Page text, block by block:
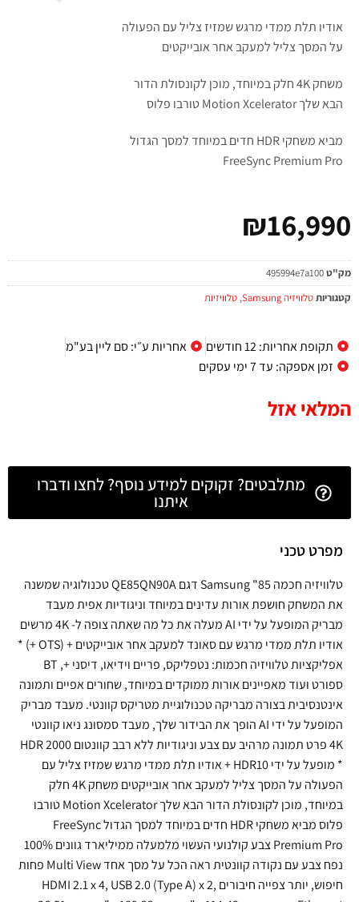
אודיו תלת ממדי מרגש שמזיז צליל עם הפעולה
על המסך צליל למעקב אחר אובייקטים
משחק 4K חלק במיוחד, מוכן לקונסולת הדור
הבא שלך Motion Xcelerator טורבו פלוס
מביא משחקי HDR חדים במיוחד למסך הגדול
FreeSync Premium Pro
₪16,990
מק"ט495994e7a100
קטגוריותטלוויזיה Samsung , טלוויזיות
תקופת אחריות: 12 חודשים
אחריות ע״י: סם ליין בע"מ
זמן אספקה: עד 7 ימי עסקים
המלאי אזל
מתלבטים? זקוקים למידע נוסף? לחצו ודברו
איתנו
מפרט טכני
טלוויזיה חכמה 85" Samsung דגם QE85QN90A​​ טכנולוגיה שמשנה
את המשחק חושפת אורות עדינים במיוחד וניגודיות אפית מעבד
מבריק המופעל על ידי AI מעלה את כל מה שאתה צופה ל- 4K מרשים
אודיו תלת ממדי מרגש עם סאונד למעקב אחר אובייקטים + (OTS +) *
אפליקציות טלוויזיה חכמות: נטפליקס, פריים וידיאו, דיסני +, BT
ספורט ועוד מאפיינים אורות ממוקדים במיוחד, שחורים אפיים ותמונה
אינטנסיבית בצורה מבריקה טכנולוגיית מטריקס קוונטי. מעבד מבריק
המופעל על ידי AI הופך את הבידור שלך, מעבד סמסונג ניאו קוונטי
4K פרט תמונה מרהיב עם צבע וניגודיות ללא רבב קוונטום HDR 2000
* מופעל על ידי HDR10 + אודיו תלת ממדי מרגש שמזיז צליל עם
הפעולה על המסך צליל למעקב אחר אובייקטים משחק 4K חלק
במיוחד, מוכן לקונסולת הדור הבא שלך Motion Xcelerator טורבו
פלוס מביא משחקי HDR חדים במיוחד למסך הגדול FreeSync
Premium Pro צבע קולנועי העשוי מלמעלה ממיליארד גוונים 100%
נפח צבע עם נקודה קוונטית ראה הכל על מסך אחד Multi View פחות
חיפוש, יותר צפייה חיבורים HDMI 2.1 x 4, USB 2.0 (Type A) x 2,